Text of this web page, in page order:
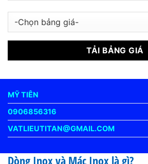
MỸ TIÊN
0906856316
VATLIEUTITAN@GMAIL.COM
Dòng Inox và Mác Inox là gì?